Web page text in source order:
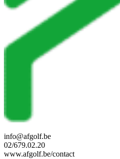
info@afgolf.be
02/679.02.20
www.afgolf.be/contact